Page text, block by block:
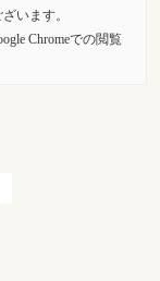
います。
Chromeでの閲覧